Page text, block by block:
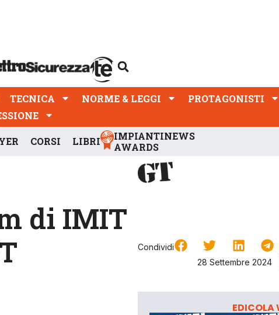
TECNICA NORME & LEGGI PROTAGONISTI
CORSI LIBRI
IMPIANTINEWS
AWARDS
di IMIT
Condividi
28 Settembre 2024
EDICOLA